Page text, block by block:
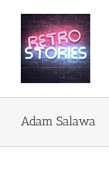
zawartości
Adam Salawa